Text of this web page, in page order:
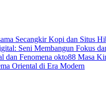
Secangkir Kopi dan Situs
Seni Membangun Fokus
dan Fenomena okto88 Masa
Oriental di Era Modern